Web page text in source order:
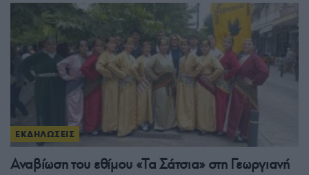
ΕΚΔΗΛΩΣΕΙΣ
Αναβίωση του εθίμου «Τα Σάτσια» στη Γεωργιανή